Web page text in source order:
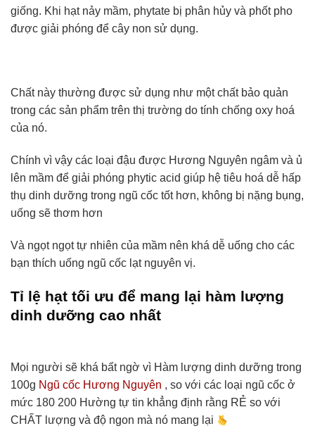
giống. Khi hạt nảy mầm, phytate bị phân hủy và phốt pho
được giải phóng để cây non sử dụng.
Chất này thường được sử dụng như một chất bảo quản
trong các sản phẩm trên thị trường do tính chống oxy hoá
của nó.
Chính vì vậy các loại đậu được Hương Nguyên ngâm và ủ
lên mầm để giải phóng phytic acid giúp hệ tiêu hoá dễ hấp
thụ dinh dưỡng trong ngũ cốc tốt hơn, không bị nặng bụng,
uống sẽ thơm hơn
Và ngọt ngọt tự nhiên của mầm nên khá dễ uống cho các
bạn thích uống ngũ cốc lạt nguyên vị.
Tỉ lệ hạt tối ưu để mang lại hàm lượng
dinh dưỡng cao nhất
Mọi người sẽ khá bất ngờ vì Hàm lượng dinh dưỡng trong
100g Ngũ cốc Hương Nguyên , so với các loại ngũ cốc ở
mức 180 200 Hường tự tin khẳng định rằng RẺ so với
CHẤT lượng và độ ngon mà nó mang lại